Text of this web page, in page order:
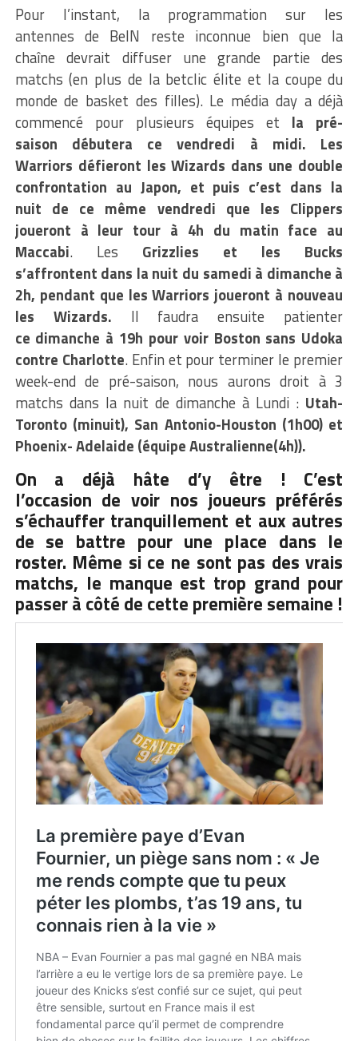
Pour l’instant, la programmation sur les
antennes de BeIN reste inconnue bien que la
chaîne devrait diffuser une grande partie des
matchs (en plus de la betclic élite et la coupe du
monde de basket des filles). Le média day a déjà
commencé pour plusieurs équipes et la pré-
saison débutera ce vendredi à midi. Les
Warriors défieront les Wizards dans une double
confrontation au Japon, et puis c’est dans la
nuit de ce même vendredi que les Clippers
joueront à leur tour à 4h du matin face au
Maccabi. Les Grizzlies et les Bucks
s’affrontent dans la nuit du samedi à dimanche à
2h, pendant que les Warriors joueront à nouveau
les Wizards. Il faudra ensuite patienter
ce dimanche à 19h pour voir Boston sans Udoka
contre Charlotte. Enfin et pour terminer le premier
week-end de pré-saison, nous aurons droit à 3
matchs dans la nuit de dimanche à Lundi : Utah-
Toronto (minuit), San Antonio-Houston (1h00) et
Phoenix- Adelaide (équipe Australienne(4h)).
On a déjà hâte d’y être ! C’est
l’occasion de voir nos joueurs préférés
s’échauffer tranquillement et aux autres
de se battre pour une place dans le
roster. Même si ce ne sont pas des vrais
matchs, le manque est trop grand pour
passer à côté de cette première semaine !